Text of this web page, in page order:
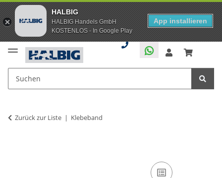
HALBIG
HALBIG Handels GmbH
KOSTENLOS - In Google Play
App installieren
Zurück zur Liste Klebeband